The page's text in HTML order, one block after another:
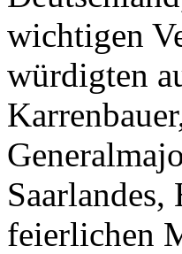
wichtigen
würdigten
feierlichen